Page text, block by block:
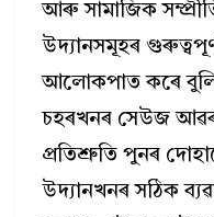
আৰু সামাজিক
উদ্যানসমূহৰ
আলোকপাত কৰে
চহৰখনৰ সেউজ
প্ৰতিশ্ৰুতি পুনৰ
উদ্যানখনৰ সঠিক